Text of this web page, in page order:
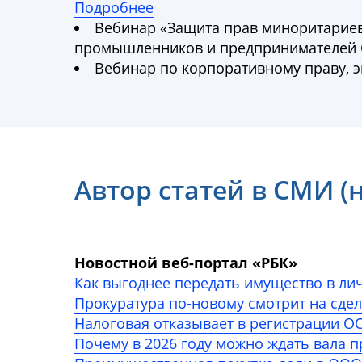
Подробнее
Вебинар «Защита прав
промышленников и предпринимателей
Вебинар по корпоративному праву,
Автор статей в СМИ
Новостной веб-портал «РБК»
Как выгоднее передать имущество в
Прокуратура по-новому смотрит на
Налоговая отказывает в регистрации
Почему в 2026 году можно ждать вала